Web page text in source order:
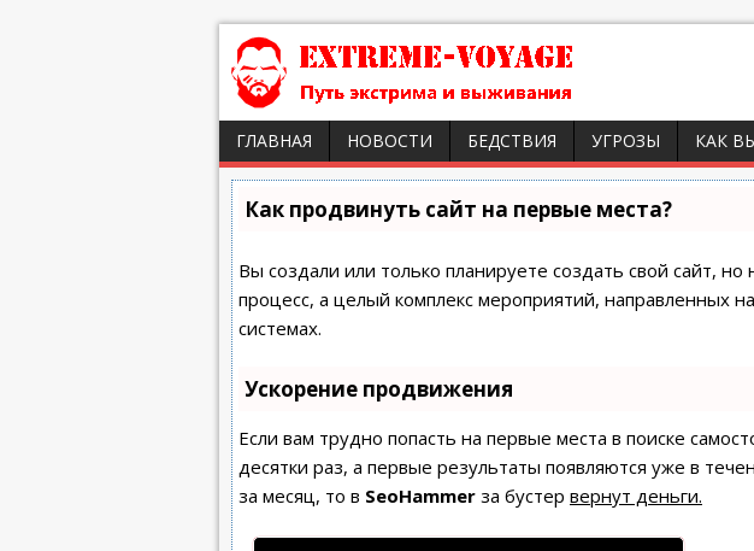
ГЛАВНАЯ НОВОСТИ БЕДСТВИЯ УГРОЗЫ КАК
Как продвинуть сайт на первые места?
Вы создали или только планируете создать свой сайт,
процесс, а целый комплекс мероприятий, направленных
системах.
Ускорение продвижения
Если вам трудно попасть на первые места в поиске
десятки раз, а первые результаты появляются уже в
за месяц, то в SeoHammer за бустер вернут деньги.